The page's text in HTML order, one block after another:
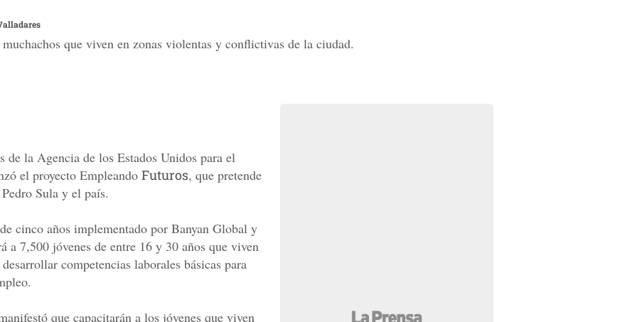
que viven en zonas violentas y conflictivas de la ciudad.
de la Agencia de los Estados Unidos para el
el proyecto Empleando Futuros, que pretende
Sula y el país.
cinco años implementado por Banyan Global y
a 7,500 jóvenes de entre 16 y 30 años que viven
competencias laborales básicas para
que capacitarán a los jóvenes que viven